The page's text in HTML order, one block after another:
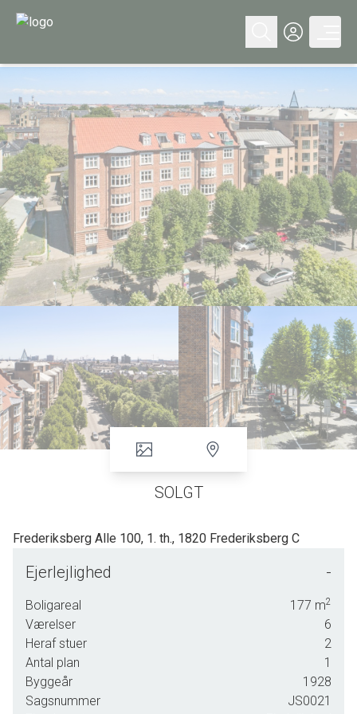
SOLGT
Frederiksberg Alle 100, 1. th., 1820 Frederiksberg C
GENNEMFØRT MODERNE HERSKABELIGHED MED ELEVATOR - NABO
Denne imponerende lejlighed ligger i en ejendom med en mindst lige så
grønne og det allermest ægte Frederiksberg – uden genboer, med et skønt
vue hele vejen ned ad alléen til den ene side og Runddelen med indgang til
Ejerlejlighed -
Boligareal 177 m2
Værelser
6
Heraf stuer
2
Antal plan
1
Byggeår
1928
Sagsnummer
JS0021